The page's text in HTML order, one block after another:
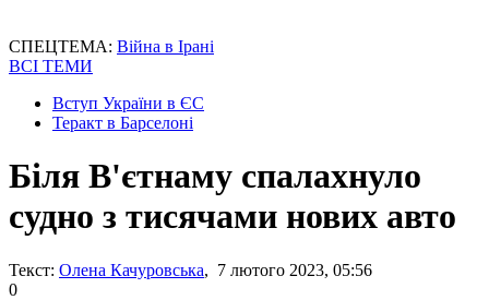
СПЕЦТЕМА: Війна в Ірані
ВСІ ТЕМИ
Вступ України в ЄС
Теракт в Барселоні
Біля В'єтнаму спалахнуло
судно з тисячами нових авто
Текст: Олена Качуровська, 7 лютого 2023, 05:56
0